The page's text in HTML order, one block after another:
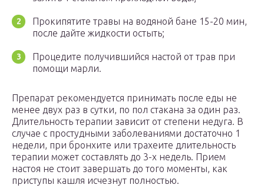
Прокипятите травы на водяной бане 15-20 мин,
после дайте жидкости остыть;
Процедите получившийся настой от трав при
помощи марли.
Препарат рекомендуется принимать после еды не
менее двух раз в сутки, по пол стакана за один раз.
Длительность терапии зависит от степени недуга. В
случае с простудными заболеваниями достаточно 1
недели, при бронхите или трахеите длительность
терапии может составлять до 3-х недель. Прием
настоя не стоит завершать до того моменты, как
приступы кашля исчезнут полностью.